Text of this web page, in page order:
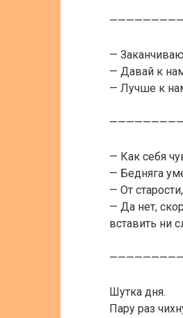
—
— Давай к
— Лучше к
— Как себя
— Бедняга
— От
— Да нет,
вставить ни
Шутка дня.
Пару раз